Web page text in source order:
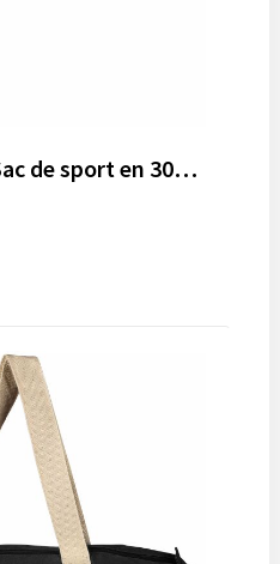
BRENNA TUBE - Sac de sport en 300D RPET